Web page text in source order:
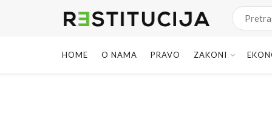
HOME O NAMA PRAVO ZAKONI